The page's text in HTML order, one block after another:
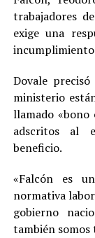
trabajadores
exige una
incumplimiento
Dovale
ministerio
llamado «bono
adscritos al
beneficio.
«Falcón es
normativa
gobierno
también somos